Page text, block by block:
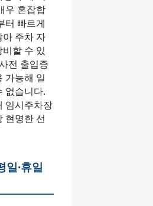
우 혼잡합
터 빠르게
주차 자
할 수 있
전 출입증
가능해 일
없습니다.
임시주차장
현명한 선
·휴일